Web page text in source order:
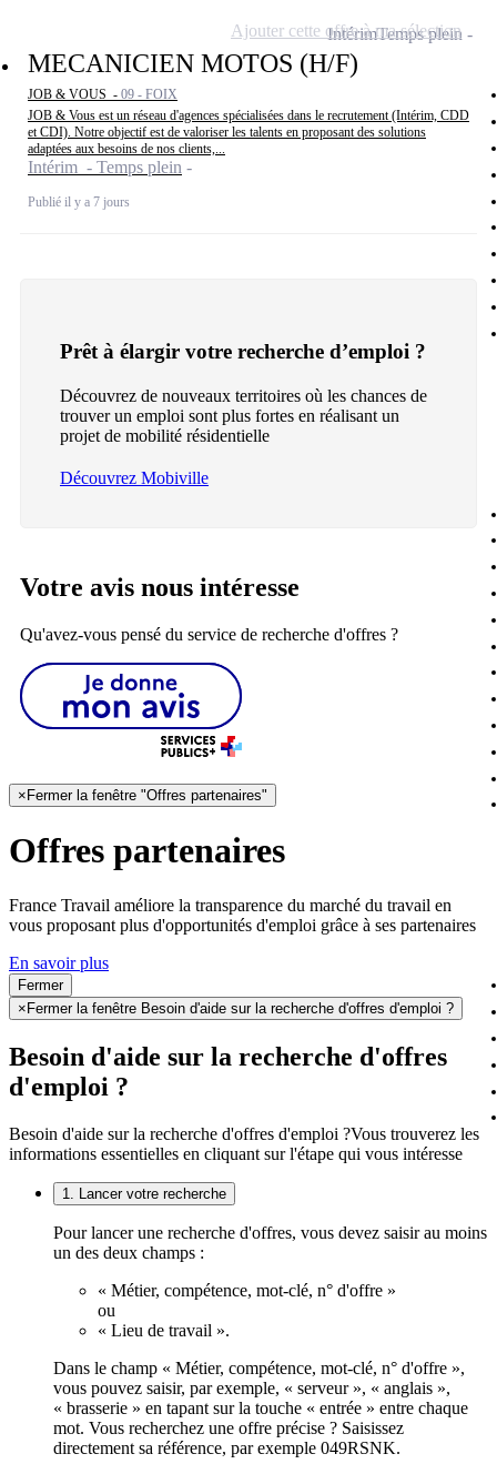
MECANICIEN MOTOS (H/F)
JOB & VOUS - 09 - FOIX
JOB & Vous est un réseau d'agences spécialisées dans le recrutement (Intérim, CDD
et CDI). Notre objectif est de valoriser les talents en proposant des solutions
adaptées aux besoins de nos clients,...
Intérim - Temps plein
Publié il y a 7 jours
IntérimTemps plein
Ajouter cette offre à ma sélection
Prêt à élargir votre recherche d’emploi ?
Découvrez de nouveaux territoires où les chances de
trouver un emploi sont plus fortes en réalisant un
projet de mobilité résidentielle
Découvrez Mobiville
Votre avis nous intéresse
Qu'avez-vous pensé du service de recherche d'offres ?
× Fermer la fenêtre "Offres partenaires"
Offres partenaires
France Travail améliore la transparence du marché du travail en
vous proposant plus d'opportunités d'emploi grâce à ses partenaires
En savoir plus
Fermer
× Fermer la fenêtre Besoin d'aide sur la recherche d'offres d'emploi ?
Besoin d'aide sur la recherche d'offres
d'emploi ?
Besoin d'aide sur la recherche d'offres d'emploi ?Vous trouverez les
informations essentielles en cliquant sur l'étape qui vous intéresse
1. Lancer votre recherche
Pour lancer une recherche d'offres, vous devez saisir au moins
un des deux champs :
« Métier, compétence, mot-clé, n° d'offre »
ou
« Lieu de travail ».
Dans le champ « Métier, compétence, mot-clé, n° d'offre »,
vous pouvez saisir, par exemple, « serveur », « anglais »,
« brasserie » en tapant sur la touche « entrée » entre chaque
mot. Vous recherchez une offre précise ? Saisissez
directement sa référence, par exemple 049RSNK.